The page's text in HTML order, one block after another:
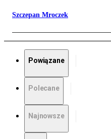
Szczepan Mroczek
Powiązane
Polecane
Najnowsze